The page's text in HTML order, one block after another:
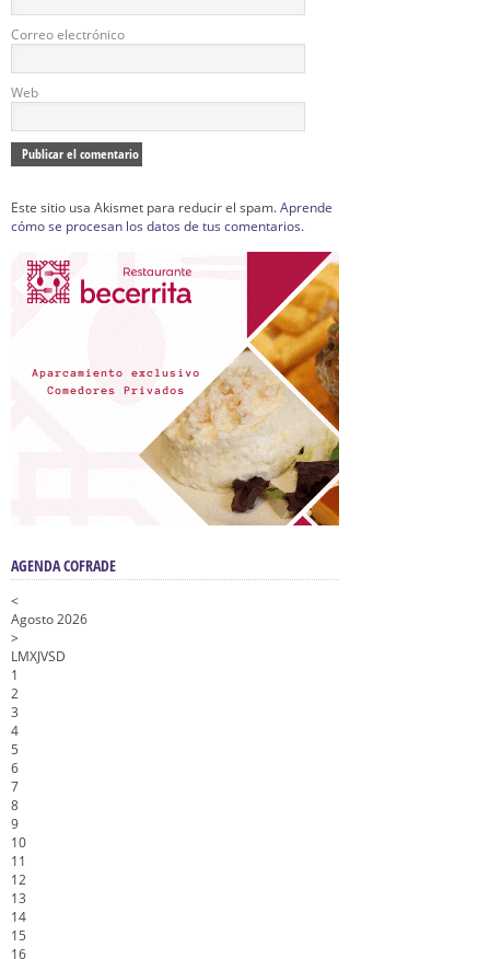
Correo electrónico
Web
Este sitio usa Akismet para reducir el spam.Aprende
cómo se procesan los datos de tus comentarios.
AGENDA COFRADE
<
Agosto 2026
>
LMXJVSD
1
2
3
4
5
6
7
8
9
10
11
12
13
14
15
16